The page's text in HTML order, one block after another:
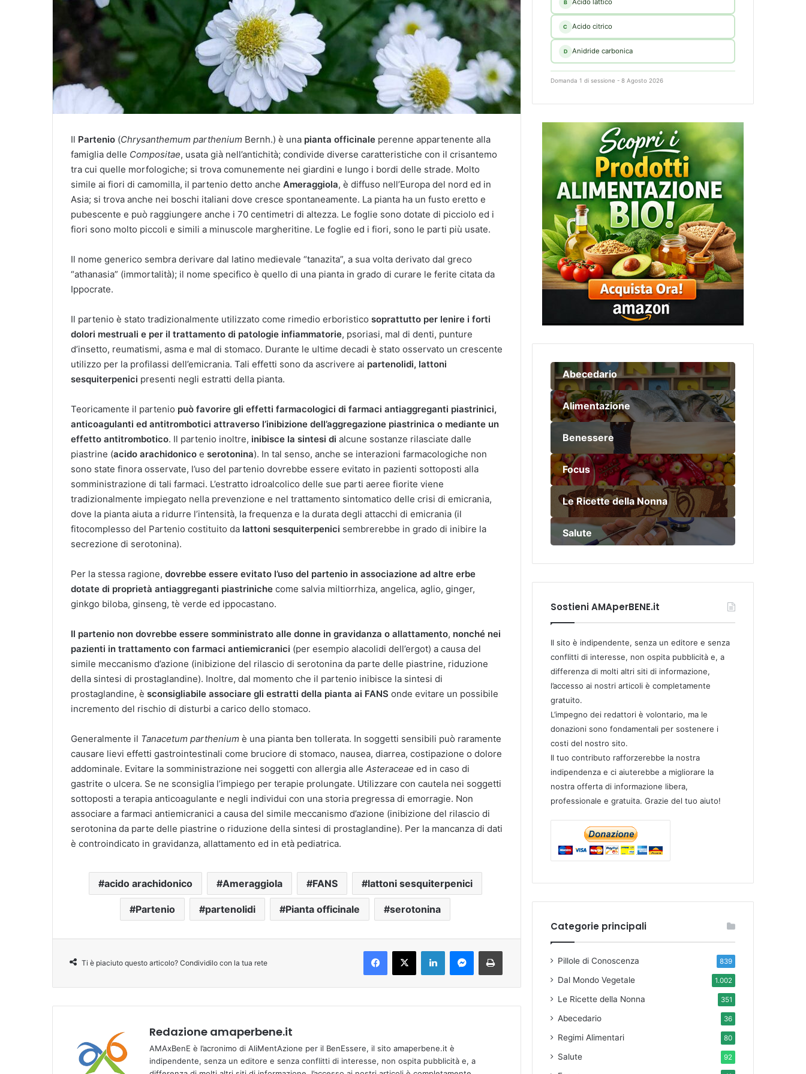
Il Partenio (Chrysanthemum parthenium Bernh.) è una pianta officinale perenne appartenente alla
famiglia delle Compositae, usata già nell’antichità; condivide diverse caratteristiche con il crisantemo
tra cui quelle morfologiche; si trova comunemente nei giardini e lungo i bordi delle strade. Molto
simile ai fiori di camomilla, il partenio detto anche Ameraggiola, è diffuso nell’Europa del nord ed in
Asia; si trova anche nei boschi italiani dove cresce spontaneamente. La pianta ha un fusto eretto e
pubescente e può raggiungere anche i 70 centimetri di altezza. Le foglie sono dotate di picciolo ed i
fiori sono molto piccoli e simili a minuscole margheritine. Le foglie ed i fiori, sono le parti più usate.
Il nome generico sembra derivare dal latino medievale “tanazita”, a sua volta derivato dal greco
“athanasia” (immortalità); il nome specifico è quello di una pianta in grado di curare le ferite citata da
Ippocrate.
Il partenio è stato tradizionalmente utilizzato come rimedio erboristico soprattutto per lenire i forti
dolori mestruali e per il trattamento di patologie infiammatorie, psoriasi, mal di denti, punture
d’insetto, reumatismi, asma e mal di stomaco. Durante le ultime decadi è stato osservato un crescente
utilizzo per la profilassi dell’emicrania. Tali effetti sono da ascrivere ai partenolidi, lattoni
sesquiterpenici presenti negli estratti della pianta.
Teoricamente il partenio può favorire gli effetti farmacologici di farmaci antiaggreganti piastrinici,
anticoagulanti ed antitrombotici attraverso l’inibizione dell’aggregazione piastrinica o mediante un
effetto antitrombotico. Il partenio inoltre, inibisce la sintesi di alcune sostanze rilasciate dalle
piastrine (acido arachidonico e serotonina). In tal senso, anche se interazioni farmacologiche non
sono state finora osservate, l’uso del partenio dovrebbe essere evitato in pazienti sottoposti alla
somministrazione di tali farmaci. L’estratto idroalcolico delle sue parti aeree fiorite viene
tradizionalmente impiegato nella prevenzione e nel trattamento sintomatico delle crisi di emicrania,
dove la pianta aiuta a ridurre l’intensità, la frequenza e la durata degli attacchi di emicrania (il
fitocomplesso del Partenio costituito da lattoni sesquiterpenici sembrerebbe in grado di inibire la
secrezione di serotonina).
Per la stessa ragione, dovrebbe essere evitato l’uso del partenio in associazione ad altre erbe
dotate di proprietà antiaggreganti piastriniche come salvia miltiorrhiza, angelica, aglio, ginger,
ginkgo biloba, ginseng, tè verde ed ippocastano.
Il partenio non dovrebbe essere somministrato alle donne in gravidanza o allattamento, nonché nei
pazienti in trattamento con farmaci antiemicranici (per esempio alacolidi dell’ergot) a causa del
simile meccanismo d’azione (inibizione del rilascio di serotonina da parte delle piastrine, riduzione
della sintesi di prostaglandine). Inoltre, dal momento che il partenio inibisce la sintesi di
prostaglandine, è sconsigliabile associare gli estratti della pianta ai FANS onde evitare un possibile
incremento del rischio di disturbi a carico dello stomaco.
Generalmente il Tanacetum parthenium è una pianta ben tollerata. In soggetti sensibili può raramente
causare lievi effetti gastrointestinali come bruciore di stomaco, nausea, diarrea, costipazione o dolore
addominale. Evitare la somministrazione nei soggetti con allergia alle Asteraceae ed in caso di
gastrite o ulcera. Se ne sconsiglia l’impiego per terapie prolungate. Utilizzare con cautela nei soggetti
sottoposti a terapia anticoagulante e negli individui con una storia pregressa di emorragie. Non
associare a farmaci antiemicranici a causa del simile meccanismo d’azione (inibizione del rilascio di
serotonina da parte delle piastrine o riduzione della sintesi di prostaglandine). Per la mancanza di dati
è controindicato in gravidanza, allattamento ed in età pediatrica.
acido arachidonico Ameraggiola FANS lattoni sesquiterpenici
Partenio partenolidi Pianta officinale serotonina
Ti è piaciuto questo articolo? Condividilo con la tua rete
Redazione amaperbene.it
AMAxBenE è l’acronimo di AliMentAzione per il BenEssere, il sito amaperbene.it è
indipendente, senza un editore e senza conflitti di interesse, non ospita pubblicità e, a
B Acido lattico
C Acido citrico
D Anidride carbonica
Domanda 1 di sessione - 8 Agosto 2026
Abecedario
Alimentazione
Benessere
Focus
Le Ricette della Nonna
Salute
Sostieni AMAperBENE.it
Il sito è indipendente, senza un editore e senza
conflitti di interesse, non ospita pubblicità e, a
differenza di molti altri siti di informazione,
l’accesso ai nostri articoli è completamente
gratuito.
L’impegno dei redattori è volontario, ma le
donazioni sono fondamentali per sostenere i
costi del nostro sito.
Il tuo contributo rafforzerebbe la nostra
indipendenza e ci aiuterebbe a migliorare la
nostra offerta di informazione libera,
professionale e gratuita. Grazie del tuo aiuto!
Categorie principali
Pillole di Conoscenza 839
Dal Mondo Vegetale 1.002
Le Ricette della Nonna 351
Abecedario 36
Regimi Alimentari 80
Salute 92